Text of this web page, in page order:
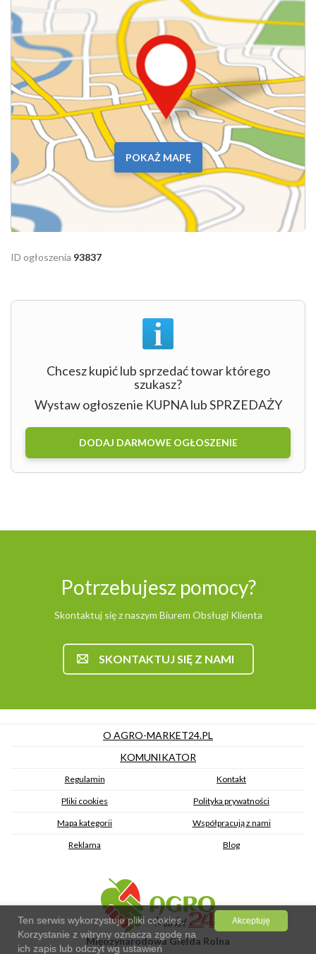
POKAŻ MAPĘ
ID ogłoszenia 93837
Chcesz kupić lub sprzedać towar którego
szukasz?
Wystaw ogłoszenie KUPNA lub SPRZEDAŻY
DODAJ DARMOWE OGŁOSZENIE
Potrzebujesz pomocy?
Skontaktuj się z naszym Biurem Obsługi Klienta
SKONTAKTUJ SIĘ Z NAMI
O AGRO-MARKET24.PL
KOMUNIKATOR
Regulamin Kontakt
Pliki cookies Polityka prywatności
Mapa kategorii Współpracują z nami
Reklama Blog
Międzynarodowa Giełda Rolna
Ten serwis wykorzystuje pliki cookies.
Korzystanie z witryny oznacza zgodę na
ich zapis lub odczyt wg ustawień
Akceptuję